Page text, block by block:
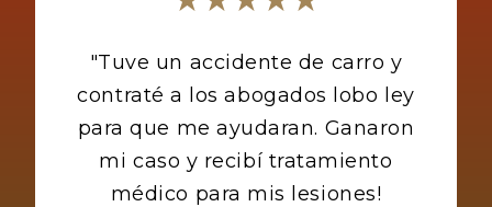
"Tuve un accidente de carro y
contraté a los abogados lobo ley
para que me ayudaran. Ganaron
mi caso y recibí tratamiento
médico para mis lesiones!